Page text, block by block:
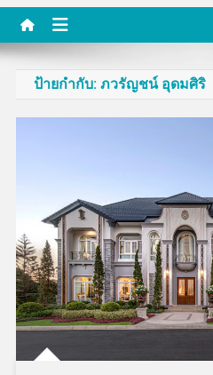
ป้ายกำกับ: ภวรัญชน์ อุดมศิริ